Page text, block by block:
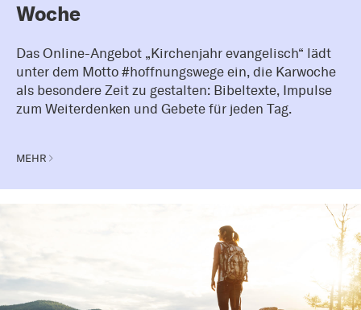
Woche
Das Online-Angebot „Kirchenjahr evangelisch“ lädt
unter dem Motto #hoffnungswege ein, die Karwoche
als besondere Zeit zu gestalten: Bibeltexte, Impulse
zum Weiterdenken und Gebete für jeden Tag.
MEHR